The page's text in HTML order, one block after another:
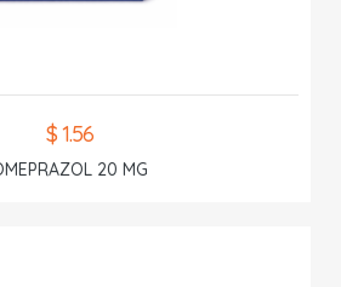
$ 1.56
20 MG